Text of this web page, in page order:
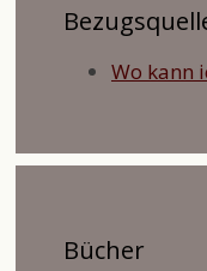
Wo kann
Bücher